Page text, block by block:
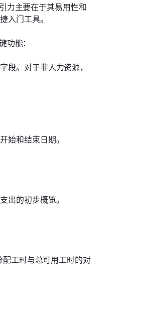
力主要在于其易用性和
入门工具。
能：
段。对于非人力资源，
始和结束日期。
出的初步概览。
工时与总可用工时的对